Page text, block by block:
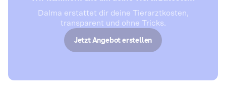
Dalma erstattet dir deine Tierarztkosten,
transparent und ohne Tricks.
Jetzt Angebot erstellen